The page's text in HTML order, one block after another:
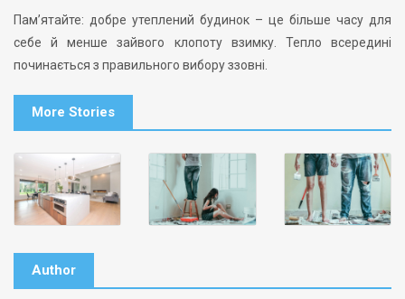
Пам’ятайте: добре утеплений будинок – це більше часу для
себе й менше зайвого клопоту взимку. Тепло всередині
починається з правильного вибору ззовні.
More Stories
Author